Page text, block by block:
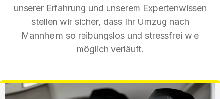
unserer Erfahrung und unserem Expertenwissen
stellen wir sicher, dass Ihr Umzug nach
Mannheim so reibungslos und stressfrei wie
möglich verläuft.